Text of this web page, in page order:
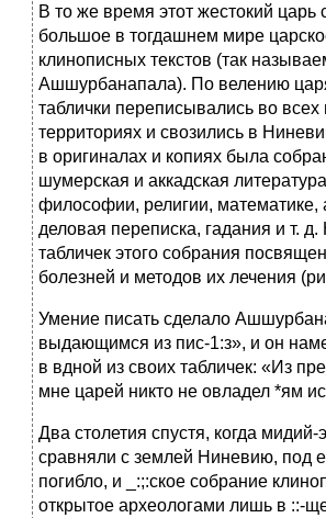
В то же время этот жестокий царь
большое в тогдашнем мире
клинописных текстов (так
Ашшурбанапала). По велению
таблички переписывались во
территориях и свозились в
в оригиналах и копиях была
шумерская и аккадская
философии, религии, математике,
деловая переписка, гадания и т. д.
табличек этого собрания
болезней и методов их лечения
Умение писать сделало
выдающимся из пис-1:з», и он
в вдной из своих табличек: «Из
мне царей никто не овладел *ям
Два столетия спустя, когда мидий-
сравняли с землей Ниневию, под
погибло, и _:;:ское собрание
открытое археологами лишь в ::-